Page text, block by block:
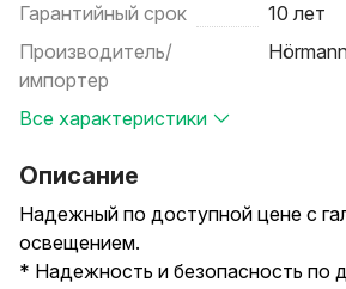
Гарантийный срок
10 лет
Производитель/
импортер
Все характеристики
Описание
Надежный по доступной цене с
освещением.
* Надежность и безопасность по